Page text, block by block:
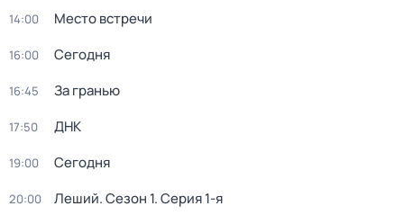
14:00 Место встречи
16:00 Сегодня
16:45 За гранью
17:50 ДНК
19:00 Сегодня
20:00 Леший. Сезон 1. Серия 1-я